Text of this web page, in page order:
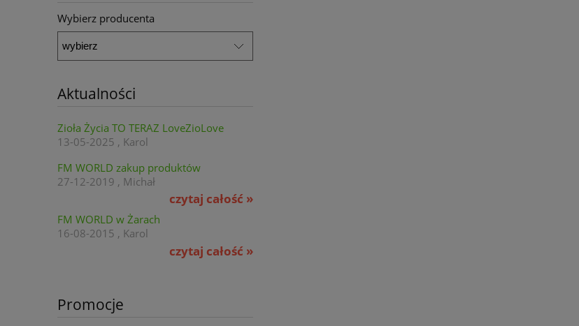
Wybierz producenta
Aktualności
Zioła Życia TO TERAZ LoveZioLove
13-05-2025 , Karol
FM WORLD zakup produktów
27-12-2019 , Michał
czytaj całość »
FM WORLD w Żarach
16-08-2015 , Karol
czytaj całość »
Promocje